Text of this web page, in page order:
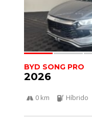
BYD SONG PRO
2026
0 km Híbrido